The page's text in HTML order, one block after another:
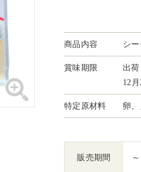
商品内容 シ
賞味期限
出
12
特定原材料 卵
販売期間